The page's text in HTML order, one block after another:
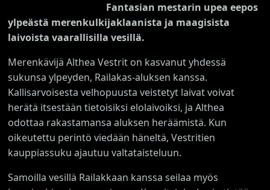
Fantasian mestarin upea eepos
ylpeästä merenkulkijaklaanista ja maagisista
laivoista vaarallisilla vesillä.
Merenkävijä Althea Vestrit on kasvanut yhdessä
sukunsa ylpeyden, Railakas-aluksen kanssa.
Kallisarvoisesta velhopuusta veistetyt laivat voivat
herätä itsestään tietoisiksi elolaivoiksi, ja Althea
odottaa rakastamansa aluksen heräämistä. Kun
oikeutettu perintö viedään häneltä, Vestritien
kauppiassuku ajautuu valtataisteluun.
Samoilla vesillä Railakkaan kanssa seilaa myös